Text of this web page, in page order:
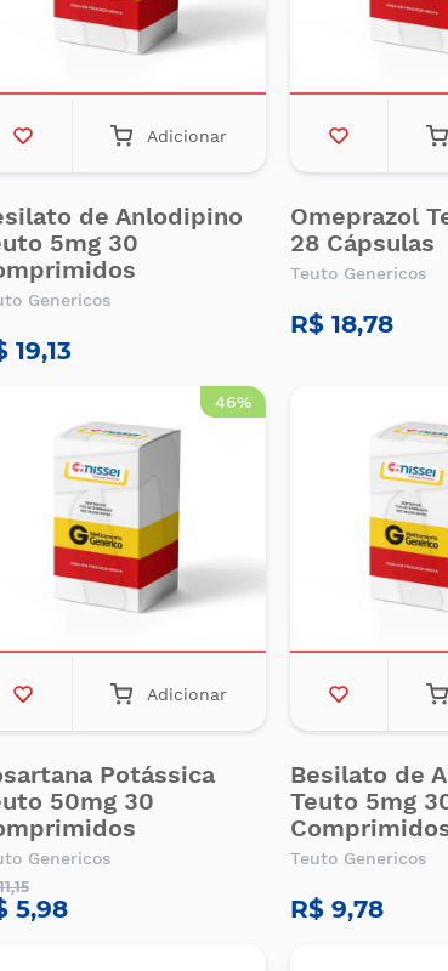
Adicionar
de Anlodipino
5mg 30
Genericos
19,13
Omeprazol
28 Cápsulas
Teuto Genericos
R$ 18,78
46%
Adicionar
Potássica
50mg 30
Genericos
5,98
Besilato de
Teuto 5mg
Teuto Genericos
R$ 9,78